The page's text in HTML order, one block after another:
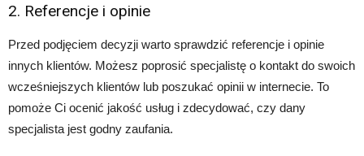
2. Referencje i opinie
Przed podjęciem decyzji warto sprawdzić referencje i opinie
innych klientów. Możesz poprosić specjalistę o kontakt do swoich
wcześniejszych klientów lub poszukać opinii w internecie. To
pomoże Ci ocenić jakość usług i zdecydować, czy dany
specjalista jest godny zaufania.